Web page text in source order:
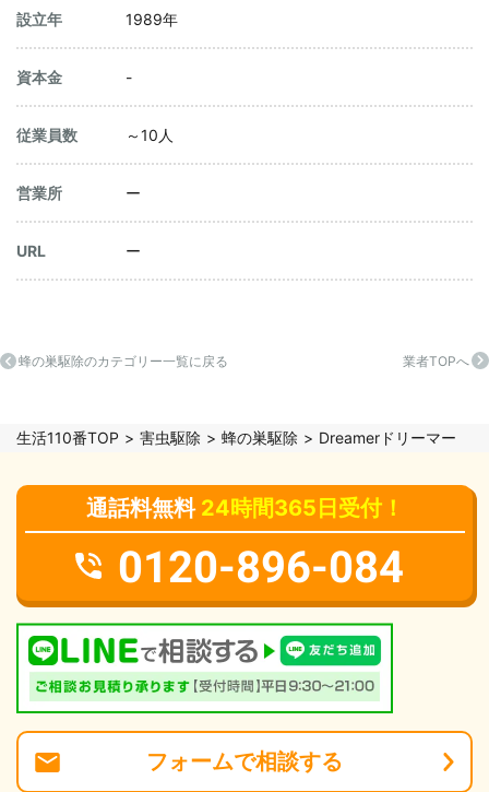
資本金 -
従業員数 ～10人
営業所 ー
URL ー
設立年 1989年
蜂の巣駆除のカテゴリー一覧に戻る 業者TOPへ
生活110番TOP 害虫駆除 蜂の巣駆除 Dreamerドリーマー
通話料無料 24時間365日受付！
0120-896-084
フォームで相談する